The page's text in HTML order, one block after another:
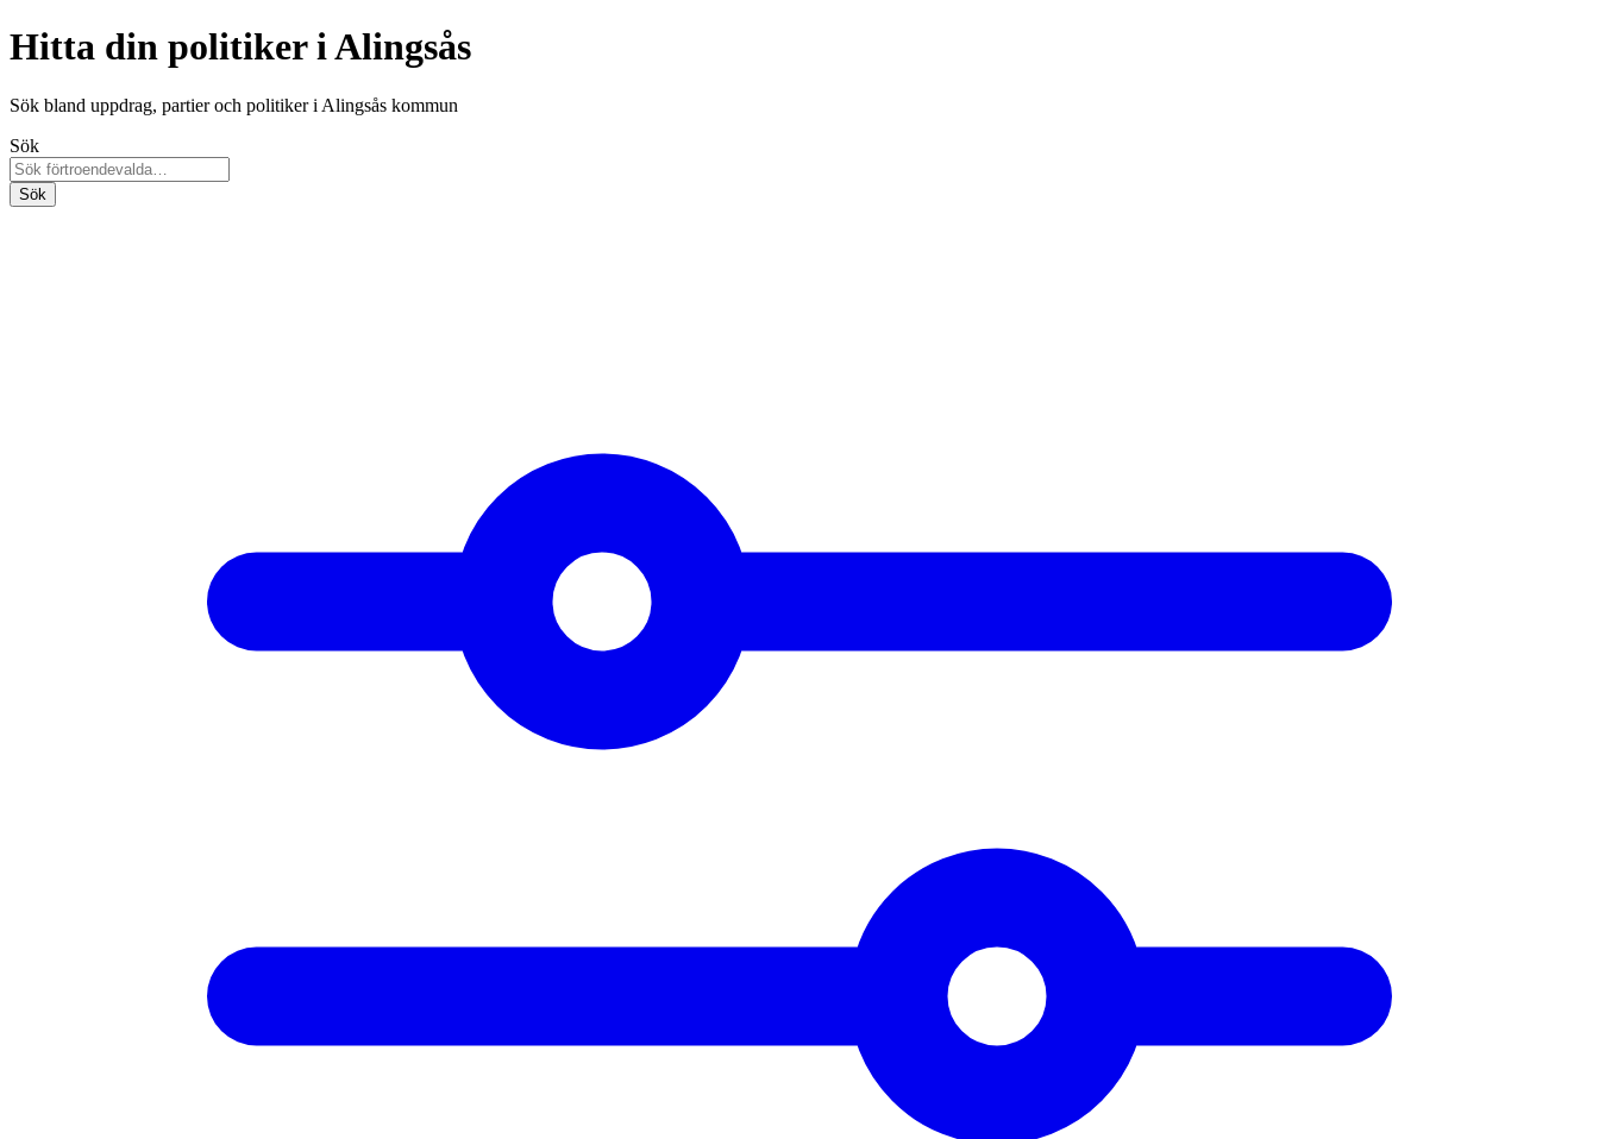
Hitta din politiker i Alingsås
Sök bland uppdrag, partier och politiker i Alingsås kommun
Sök
Sök